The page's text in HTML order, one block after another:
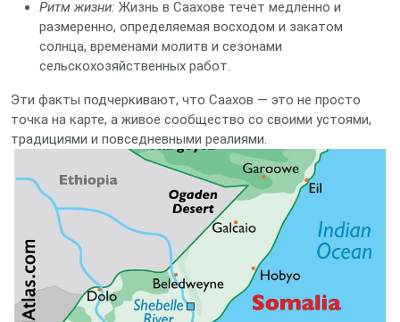
Ритм жизни: Жизнь в Саахове течет медленно и
размеренно, определяемая восходом и закатом
солнца, временами молитв и сезонами
сельскохозяйственных работ.
Эти факты подчеркивают, что Саахов — это не просто
точка на карте, а живое сообщество со своими устоями,
традициями и повседневными реалиями.